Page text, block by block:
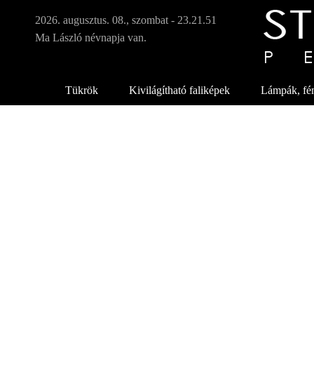
2026. augusztus. 08., szombat - 23.21.52
Ma László névnapja van.
Tükrök Kivilágítható faliképek Lámpák,